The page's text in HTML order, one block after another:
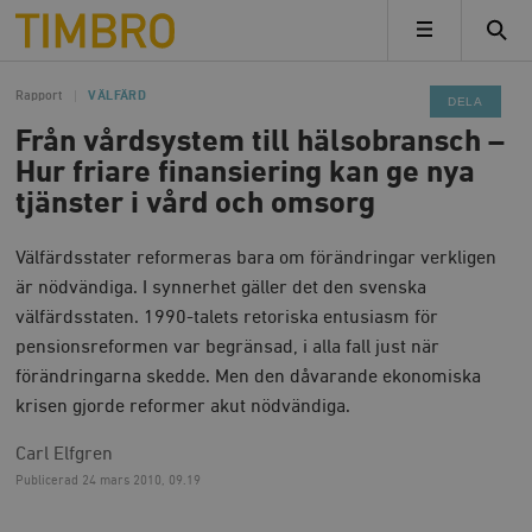
Timbro
MENY
Rapport VÄLFÄRD
Från vårdsystem till hälsobransch –
Hur friare finansiering kan ge nya
tjänster i vård och omsorg
Välfärdsstater reformeras bara om förändringar verkligen
är nödvändiga. I synnerhet gäller det den svenska
välfärdsstaten. 1990-talets retoriska entusiasm för
pensionsreformen var begränsad, i alla fall just när
förändringarna skedde. Men den dåvarande ekonomiska
krisen gjorde reformer akut nödvändiga.
Carl Elfgren
Publicerad 24 mars 2010, 09.19
DELA